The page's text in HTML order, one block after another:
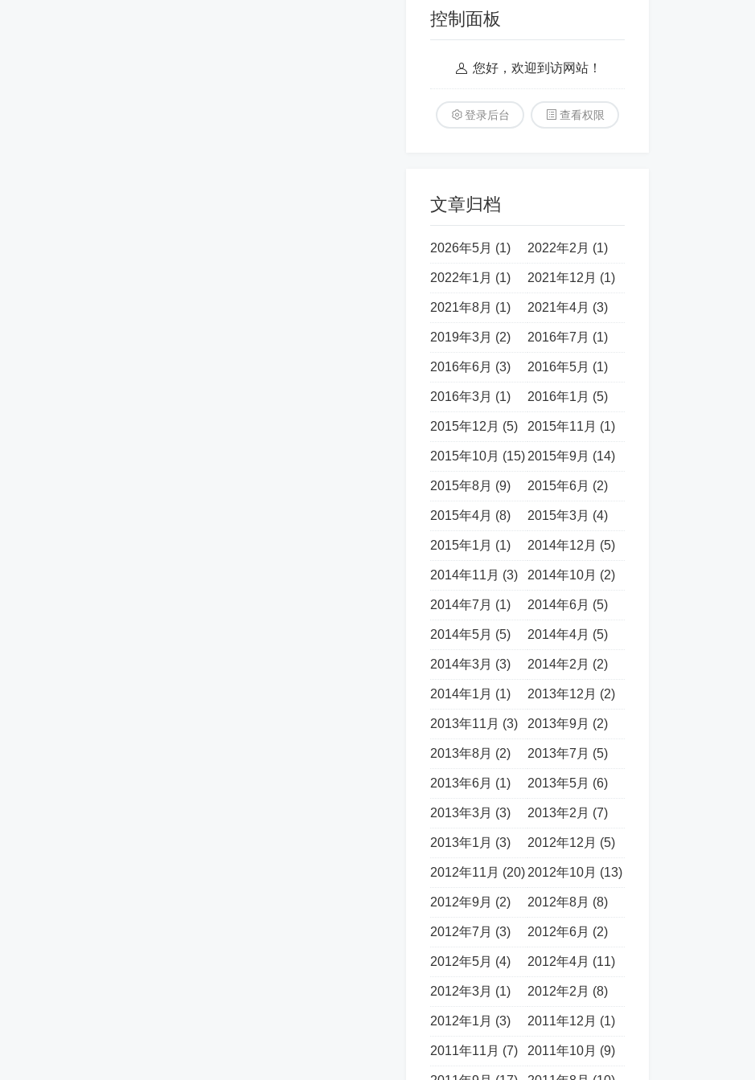
控制面板
您好，欢迎到访网站！
登录后台 查看权限
文章归档
2026年5月 (1) 2022年2月 (1)
2022年1月 (1) 2021年12月 (1)
2021年8月 (1) 2021年4月 (3)
2019年3月 (2) 2016年7月 (1)
2016年6月 (3) 2016年5月 (1)
2016年3月 (1) 2016年1月 (5)
2015年12月 (5) 2015年11月 (1)
2015年10月 (15) 2015年9月 (14)
2015年8月 (9) 2015年6月 (2)
2015年4月 (8) 2015年3月 (4)
2015年1月 (1) 2014年12月 (5)
2014年11月 (3) 2014年10月 (2)
2014年7月 (1) 2014年6月 (5)
2014年5月 (5) 2014年4月 (5)
2014年3月 (3) 2014年2月 (2)
2014年1月 (1) 2013年12月 (2)
2013年11月 (3) 2013年9月 (2)
2013年8月 (2) 2013年7月 (5)
2013年6月 (1) 2013年5月 (6)
2013年3月 (3) 2013年2月 (7)
2013年1月 (3) 2012年12月 (5)
2012年11月 (20) 2012年10月 (13)
2012年9月 (2) 2012年8月 (8)
2012年7月 (3) 2012年6月 (2)
2012年5月 (4) 2012年4月 (11)
2012年3月 (1) 2012年2月 (8)
2012年1月 (3) 2011年12月 (1)
2011年11月 (7) 2011年10月 (9)